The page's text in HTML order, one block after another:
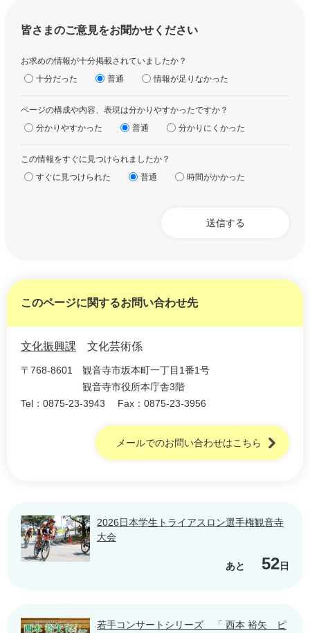
皆さまのご意見をお聞かせください
お求めの情報が十分掲載されていましたか？
十分だった
普通 情報が足りなかった
ページの構成や内容、表現は分かりやすかったですか？
分かりやすかった
普通 分かりにくかった
この情報をすぐに見つけられましたか？
すぐに見つけられた
普通 時間がかかった
このページに関するお問い合わせ先
文化振興課 文化芸術係
〒768-8601
観音寺市坂本町一丁目1番1号
観音寺市役所本庁舎3階
Tel：0875-23-3943
Fax：0875-23-3956
メールでのお問い合わせはこちら
2026日本学生トライアスロン選手権観音寺
大会
あと 52日
若手コンサートシリーズ 「 西本 裕矢 ピ